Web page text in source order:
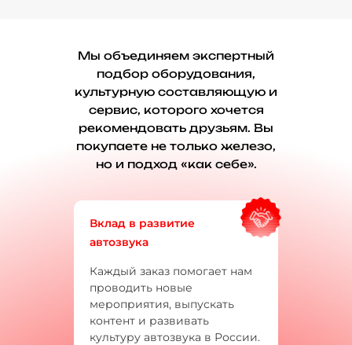
Мы объединяем экспертный
подбор оборудования,
культурную составляющую и
сервис, которого хочется
рекомендовать друзьям. Вы
покупаете не только железо,
но и подход «как себе».
Вклад в развитие
автозвука
Каждый заказ помогает нам
проводить новые
мероприятия, выпускать
контент и развивать
культуру автозвука в России.